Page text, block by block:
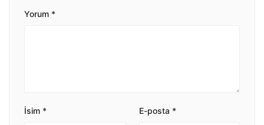
Yorum *
İsim * E-posta *